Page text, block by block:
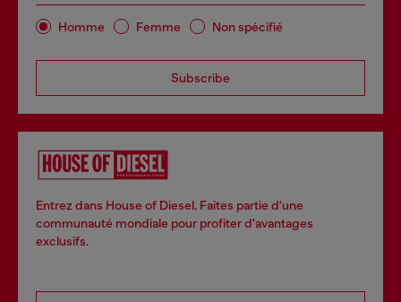
Homme Femme Non spécifié
Subscribe
Entrez dans House of Diesel. Faites partie d'une
communauté mondiale pour profiter d'avantages
exclusifs.